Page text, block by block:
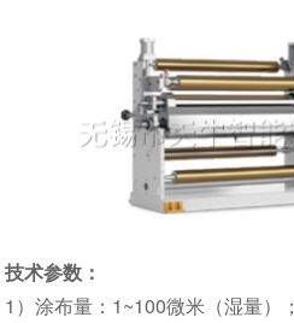
技术参数：
1）涂布量：1~100微米（湿量）；